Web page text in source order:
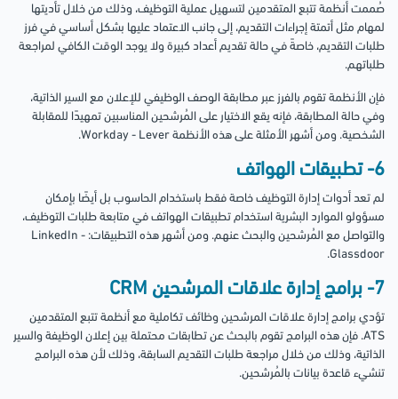
صُممت أنظمة تتبع المتقدمين لتسهيل عملية التوظيف، وذلك من خلال تأديتها
لمهام مثل أتمتة إجراءات التقديم، إلى جانب الاعتماد عليها بشكل أساسي في فرز
طلبات التقديم، خاصةً في حالة تقديم أعداد كبيرة ولا يوجد الوقت الكافي لمراجعة
طلباتهم.
فإن الأنظمة تقوم بالفرز عبر مطابقة الوصف الوظيفي للإعلان مع السير الذاتية،
وفي حالة المطابقة، فإنه يقع الاختيار على المُرشحين المناسبين تمهيدًا للمقابلة
الشخصية. ومن أشهر الأمثلة على هذه الأنظمة Workday - Lever.
6- تطبيقات الهواتف
لم تعد أدوات إدارة التوظيف خاصة فقط باستخدام الحاسوب بل أيضًا بإمكان
مسؤولو الموارد البشرية استخدام تطبيقات الهواتف في متابعة طلبات التوظيف،
والتواصل مع المُرشحين والبحث عنهم. ومن أشهر هذه التطبيقات: LinkedIn -
Glassdoor.
7- برامج إدارة علاقات المرشحين CRM
تؤدي برامج إدارة علاقات المرشحين وظائف تكاملية مع أنظمة تتبع المتقدمين
ATS. فإن هذه البرامج تقوم بالبحث عن تطابقات محتملة بين إعلان الوظيفة والسير
الذاتية، وذلك من خلال مراجعة طلبات التقديم السابقة، وذلك لأن هذه البرامج
تنشيء قاعدة بيانات بالمُرشحين.